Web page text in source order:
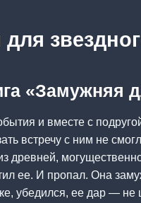
«Замужняя
и вместе с
встречу с ним не
древней,
ее. И пропал. Она
убедился, ее дар —